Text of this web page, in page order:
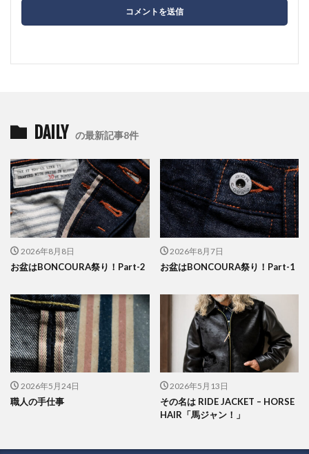
DAILY の最新記事8件
2026年8月8日
お盆はBONCOURA祭り！Part-2
2026年8月7日
お盆はBONCOURA祭り！Part-1
2026年5月24日
職人の手仕事
2026年5月13日
その名は RIDE JACKET – HORSE
HAIR「馬ジャン！」